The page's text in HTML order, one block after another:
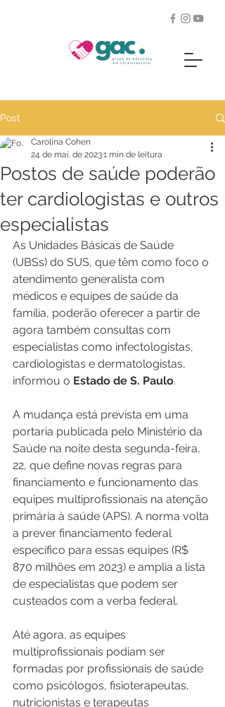
Post
Postos de saúde poderão
ter cardiologistas e outros
especialistas
Carolina Cohen
24 de mai. de 20231 min de leitura
As Unidades Básicas de Saúde
(UBSs) do SUS, que têm como foco o
atendimento generalista com
médicos e equipes de saúde da
família, poderão oferecer a partir de
agora também consultas com
especialistas como infectologistas,
cardiologistas e dermatologistas,
informou o Estado de S. Paulo.
A mudança está prevista em uma
portaria publicada pelo Ministério da
Saúde na noite desta segunda-feira,
22, que define novas regras para
financiamento e funcionamento das
equipes multiprofissionais na atenção
primária à saúde (APS). A norma volta
a prever financiamento federal
específico para essas equipes (R$
870 milhões em 2023) e amplia a lista
de especialistas que podem ser
custeados com a verba federal.
Até agora, as equipes
multiprofissionais podiam ser
formadas por profissionais de saúde
como psicólogos, fisioterapeutas,
nutricionistas e terapeutas